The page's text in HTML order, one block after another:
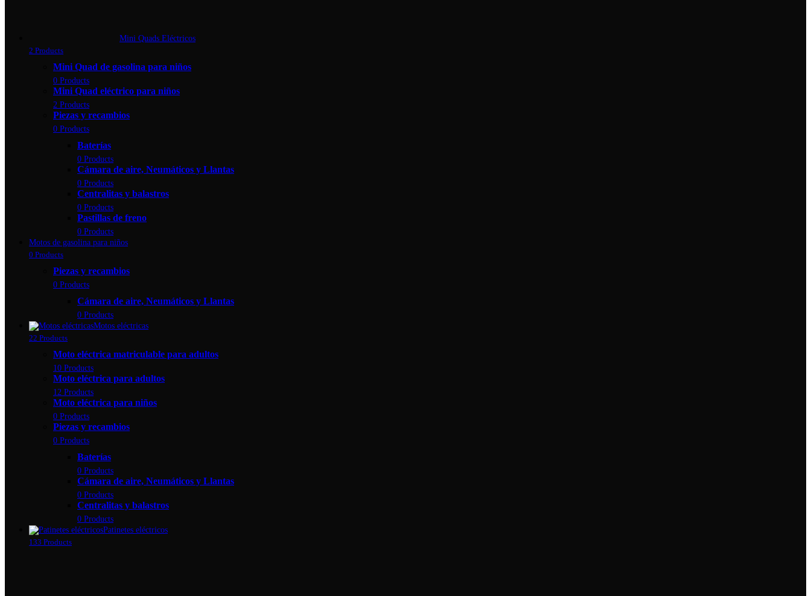
Mini Quads Eléctricos
2 Products
Mini Quad de gasolina para niños
0 Products
Mini Quad eléctrico para niños
2 Products
Piezas y recambios
0 Products
Baterías
0 Products
Cámara de aire, Neumáticos y Llantas
0 Products
Centralitas y balastros
0 Products
Pastillas de freno
0 Products
Motos de gasolina para niños
0 Products
Piezas y recambios
0 Products
Cámara de aire, Neumáticos y Llantas
0 Products
Motos eléctricas
22 Products
Moto eléctrica matriculable para adultos
10 Products
Moto eléctrica para adultos
12 Products
Moto eléctrica para niños
0 Products
Piezas y recambios
0 Products
Baterías
0 Products
Cámara de aire, Neumáticos y Llantas
0 Products
Centralitas y balastros
0 Products
Patinetes eléctricos
133 Products